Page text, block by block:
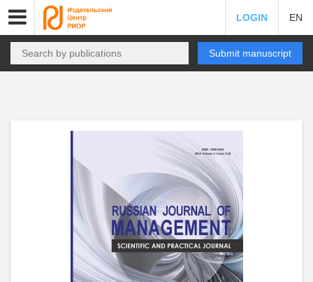
LOGIN EN
Submit manuscript